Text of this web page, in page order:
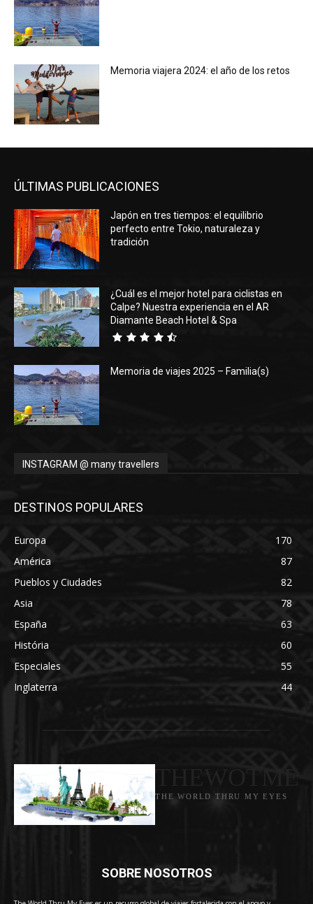
Memoria viajera 2024: el año de los retos
ÚLTIMAS PUBLICACIONES
Japón en tres tiempos: el equilibrio
perfecto entre Tokio, naturaleza y
tradición
¿Cuál es el mejor hotel para ciclistas en
Calpe? Nuestra experiencia en el AR
Diamante Beach Hotel & Spa
Memoria de viajes 2025 – Familia(s)
INSTAGRAM @ many travellers
DESTINOS POPULARES
Europa
170
América
87
Pueblos y Ciudades
82
Asia
78
España
63
História
60
Especiales
55
Inglaterra
44
THE WORLD THRU MY EYES
SOBRE NOSOTROS